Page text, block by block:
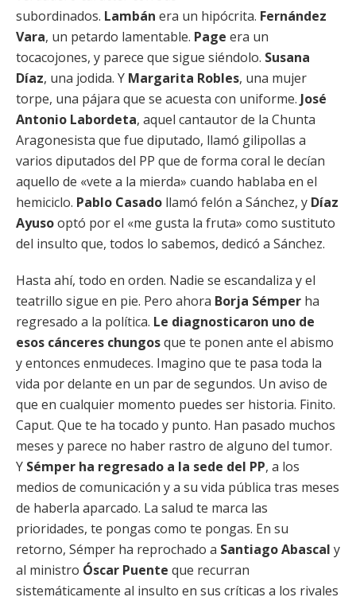
subordinados. Lambán era un hipócrita. Fernández
Vara, un petardo lamentable. Page era un
tocacojones, y parece que sigue siéndolo. Susana
Díaz, una jodida. Y Margarita Robles, una mujer
torpe, una pájara que se acuesta con uniforme. José
Antonio Labordeta, aquel cantautor de la Chunta
Aragonesista que fue diputado, llamó gilipollas a
varios diputados del PP que de forma coral le decían
aquello de «vete a la mierda» cuando hablaba en el
hemiciclo. Pablo Casado llamó felón a Sánchez, y Díaz
Ayusooptó por el «me gusta la fruta» como sustituto
del insulto que, todos lo sabemos, dedicó a Sánchez.
Hasta ahí, todo en orden. Nadie se escandaliza y el
teatrillo sigue en pie. Pero ahora Borja Sémper ha
regresado a la política. Le diagnosticaron uno de
esos cánceres chungosque te ponen ante el abismo
y entonces enmudeces. Imagino que te pasa toda la
vida por delante en un par de segundos. Un aviso de
que en cualquier momento puedes ser historia. Finito.
Caput. Que te ha tocado y punto. Han pasado muchos
meses y parece no haber rastro de alguno del tumor.
Y Sémper ha regresado a la sede del PP, a los
medios de comunicación y a su vida pública tras meses
de haberla aparcado. La salud te marca las
prioridades, te pongas como te pongas. En su
retorno, Sémper ha reprochado a Santiago Abascal y
al ministro Óscar Puente que recurran
sistemáticamente al insulto en sus críticas a los rivales